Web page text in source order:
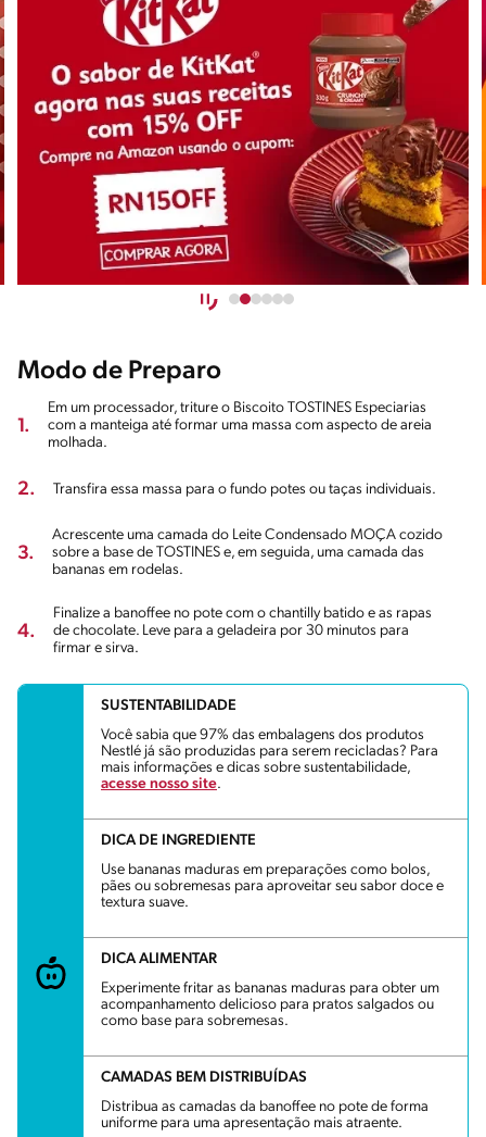
Modo de Preparo
1.
Em um processador, triture o Biscoito TOSTINES Especiarias
com a manteiga até formar uma massa com aspecto de areia
molhada.
2. Transfira essa massa para o fundo potes ou taças individuais.
3.
Acrescente uma camada do Leite Condensado MOÇA cozido
sobre a base de TOSTINES e, em seguida, uma camada das
bananas em rodelas.
4.
Finalize a banoffee no pote com o chantilly batido e as rapas
de chocolate. Leve para a geladeira por 30 minutos para
firmar e sirva.
SUSTENTABILIDADE
Você sabia que 97% das embalagens dos produtos
Nestlé já são produzidas para serem recicladas? Para
mais informações e dicas sobre sustentabilidade,
acesse nosso site.
DICA DE INGREDIENTE
Use bananas maduras em preparações como bolos,
pães ou sobremesas para aproveitar seu sabor doce e
textura suave.
DICA ALIMENTAR
Experimente fritar as bananas maduras para obter um
acompanhamento delicioso para pratos salgados ou
como base para sobremesas.
CAMADAS BEM DISTRIBUÍDAS
Distribua as camadas da banoffee no pote de forma
uniforme para uma apresentação mais atraente.